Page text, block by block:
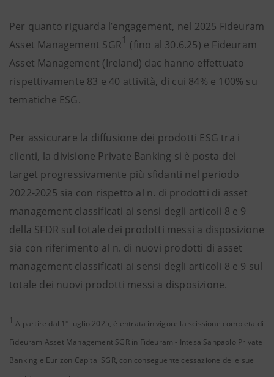
Per quanto riguarda l’engagement, nel 2025 Fideuram
Asset Management SGR1 (fino al 30.6.25) e Fideuram
Asset Management (Ireland) dac hanno effettuato
rispettivamente 83 e 40 attività, di cui 84% e 100% su
tematiche ESG.
Per assicurare la diffusione dei prodotti ESG tra i
clienti, la divisione Private Banking si è posta dei
target progressivamente più sfidanti nel periodo
2022-2025 sia con rispetto al n. di prodotti di asset
management classificati ai sensi degli articoli 8 e 9
della SFDR sul totale dei prodotti messi a disposizione
sia con riferimento al n. di nuovi prodotti di asset
management classificati ai sensi degli articoli 8 e 9 sul
totale dei nuovi prodotti messi a disposizione.
1 A partire dal 1° luglio 2025, è entrata in vigore la scissione completa di
Fideuram Asset Management SGR in Fideuram - Intesa Sanpaolo Private
Banking e Eurizon Capital SGR, con conseguente cessazione delle sue